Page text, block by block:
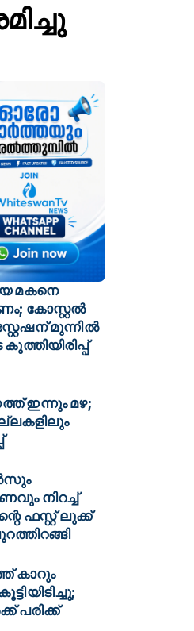
മകനെ
കോസ്റ്റൽ
മുന്നിൽ
ഇന്നും മഴ;
നിറച്ച്
ഫസ്റ്റ് ലുക്ക്
കാറും
പരിക്ക്